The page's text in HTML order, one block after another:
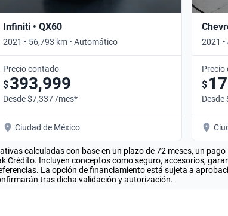
Infiniti • QX60
2021 • 56,793 km • Automático
Precio contado
$393,999
Desde $7,337 /mes*
Ciudad de México
2021
Precio
$
Desde
calculadas con base en un plazo de 72 meses, un pago
Crédito. Incluyen conceptos como seguro, accesorios,
La opción de financiamiento está sujeta a
tras dicha validación y autorización.